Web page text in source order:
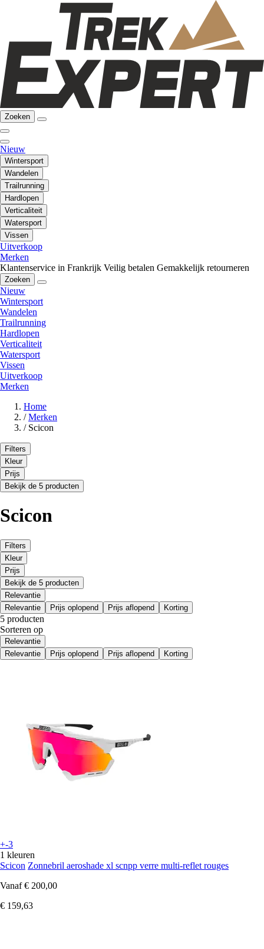
Zoeken
Nieuw
Wintersport
Wandelen
Trailrunning
Hardlopen
Verticaliteit
Watersport
Vissen
Uitverkoop
Merken
Klantenservice in Frankrijk Veilig betalen Gemakkelijk retourneren
Zoeken
Nieuw
Wintersport
Wandelen
Trailrunning
Hardlopen
Verticaliteit
Watersport
Vissen
Uitverkoop
Merken
Home
/ Merken
/ Scicon
Filters
Kleur
Prijs
Bekijk de 5 producten
Scicon
Filters
Kleur
Prijs
Bekijk de 5 producten
Relevantie
Relevantie
Prijs oplopend Prijs aflopend Korting
5 producten
Sorteren op
Relevantie
Relevantie
Prijs oplopend Prijs aflopend Korting
+-3
1 kleuren
Scicon Zonnebril aeroshade xl scnpp verre multi-reflet rouges
Vanaf € 200,00
€ 159,63